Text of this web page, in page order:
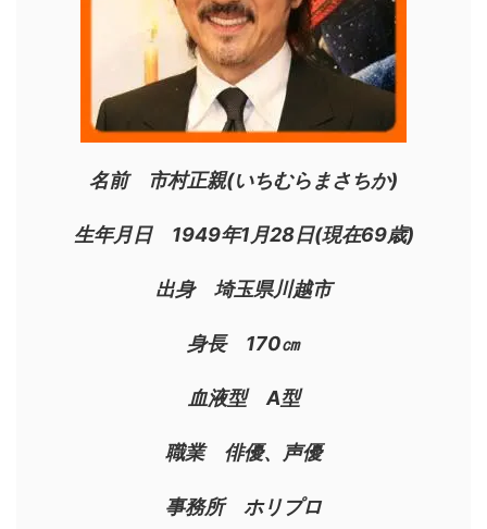
名前 市村正親(いちむらまさちか)
生年月日 1949年1月28日(現在69歳)
出身 埼玉県川越市
身長 170㎝
血液型 A型
職業 俳優、声優
事務所 ホリプロ